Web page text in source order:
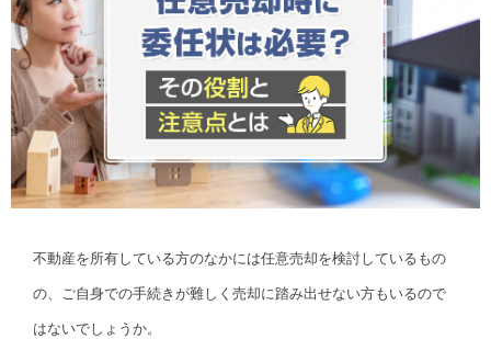
不動産を所有している方のなかには任意売却を検討しているもの
の、ご自身での手続きが難しく売却に踏み出せない方もいるので
はないでしょうか。